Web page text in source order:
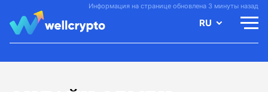
Информация на странице обновлена 3 минуты назад
RU